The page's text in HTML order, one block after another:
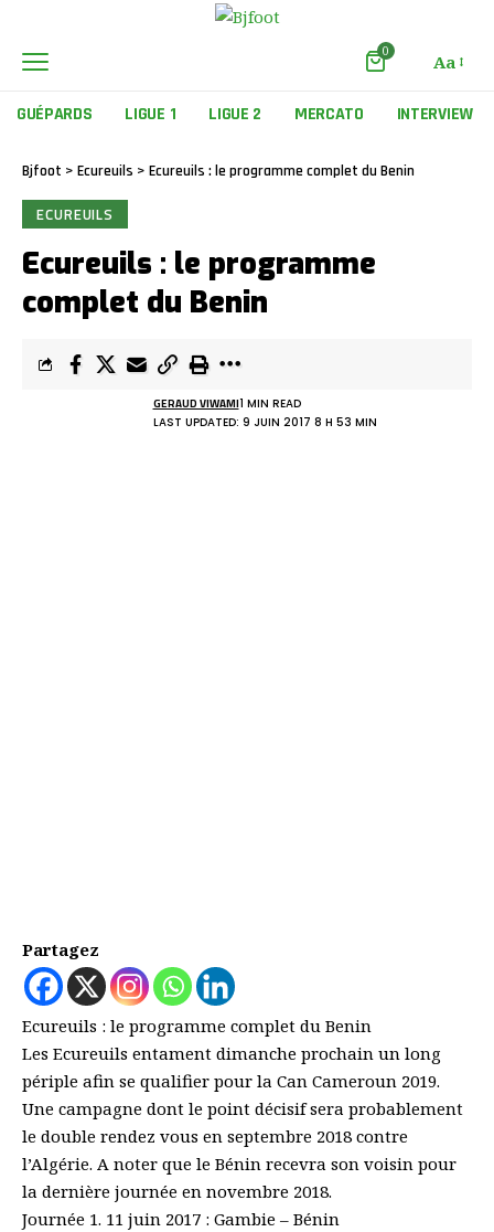
0 Aa
GUÉPARDS LIGUE 1 LIGUE 2 MERCATO INTERVIEW
Bjfoot > Ecureuils > Ecureuils : le programme complet du Benin
ECUREUILS
Ecureuils : le programme
complet du Benin
LAST UPDATED: 9 JUIN 2017 8 H 53 MIN
GERAUD VIWAMI1 MIN READ
Partagez
Ecureuils : le programme complet du Benin
Les Ecureuils entament dimanche prochain un long
périple afin se qualifier pour la Can Cameroun 2019.
Une campagne dont le point décisif sera probablement
le double rendez vous en septembre 2018 contre
l’Algérie. A noter que le Bénin recevra son voisin pour
la dernière journée en novembre 2018.
Journée 1. 11 juin 2017 : Gambie – Bénin